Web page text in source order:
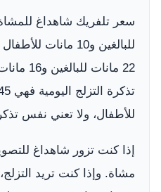
22
للأطفال، ولا تعني نفس
إذا كنت تزور شاهداغ
مشاة. وإذا كنت تريد